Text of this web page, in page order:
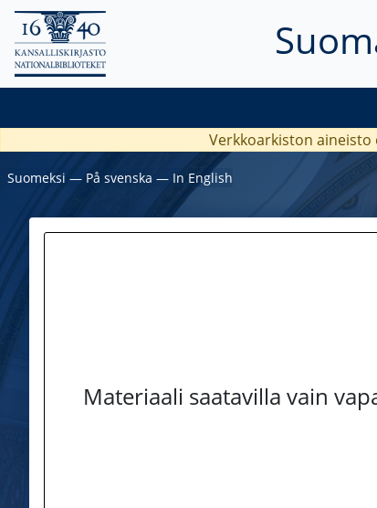
Verkkoarkiston aineisto
Suomeksi ― På svenska ― In English
Materiaali saatavilla vain